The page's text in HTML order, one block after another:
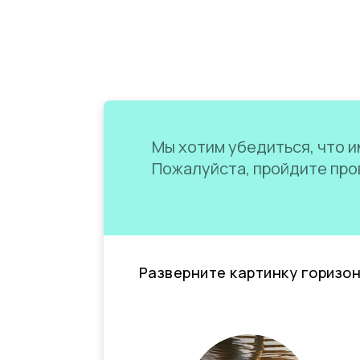
Мы хотим убедиться, что
Пожалуйста, пройдите
Разверните картинку